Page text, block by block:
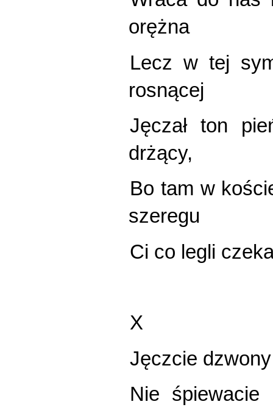
orężna
Lecz w tej
rosnącej
Jęczał ton
drżący,
Bo tam w
szeregu
Ci co legli
X
Jęczcie
Nie